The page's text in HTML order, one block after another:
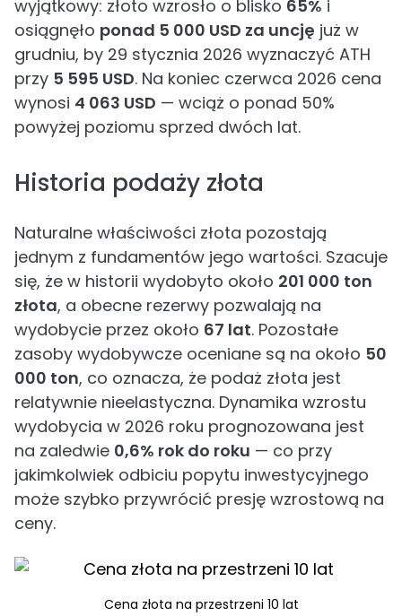
wyjątkowy: złoto wzrosło o blisko 65% i
osiągnęło ponad 5 000 USD za uncję już w
grudniu, by 29 stycznia 2026 wyznaczyć ATH
przy 5 595 USD. Na koniec czerwca 2026 cena
wynosi 4 063 USD — wciąż o ponad 50%
powyżej poziomu sprzed dwóch lat.
Historia podaży złota
Naturalne właściwości złota pozostają
jednym z fundamentów jego wartości. Szacuje
się, że w historii wydobyto około 201 000 ton
złota, a obecne rezerwy pozwalają na
wydobycie przez około 67 lat. Pozostałe
zasoby wydobywcze oceniane są na około 50
000 ton, co oznacza, że podaż złota jest
relatywnie nieelastyczna. Dynamika wzrostu
wydobycia w 2026 roku prognozowana jest
na zaledwie 0,6% rok do roku — co przy
jakimkolwiek odbiciu popytu inwestycyjnego
może szybko przywrócić presję wzrostową na
ceny.
Cena złota na przestrzeni 10 lat